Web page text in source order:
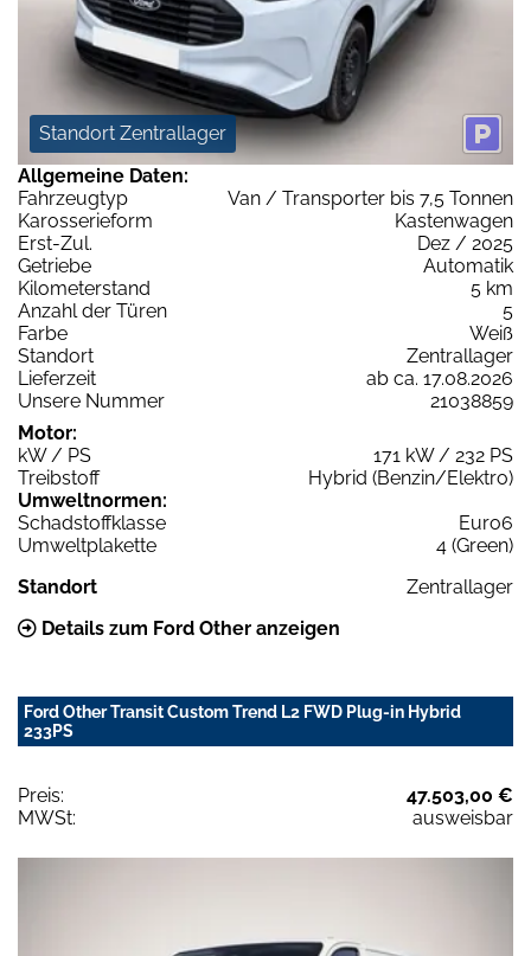
Standort Zentrallager
Allgemeine Daten:
Fahrzeugtyp
Van / Transporter bis 7,5 Tonnen
Karosserieform
Kastenwagen
Erst-Zul.
Dez / 2025
Getriebe
Automatik
Kilometerstand
5 km
Anzahl der Türen
5
Farbe
Weiß
Standort
Zentrallager
Lieferzeit
ab ca. 17.08.2026
Unsere Nummer
21038859
Motor:
kW / PS
171 kW / 232 PS
Treibstoff
Hybrid (Benzin/Elektro)
Umweltnormen:
Schadstoffklasse
Euro6
Umweltplakette
4 (Green)
Standort
Zentrallager
Details zum Ford Other anzeigen
Ford Other Transit Custom Trend L2 FWD Plug-in Hybrid
233PS
Preis:
47.503,00 €
MWSt:
ausweisbar